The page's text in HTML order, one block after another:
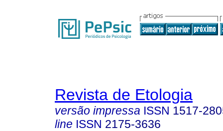
Revista de Etologia
versão impressa ISSN 1517-
line ISSN 2175-3636